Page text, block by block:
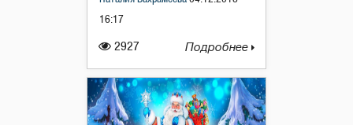
2927
16:17
Подробнее